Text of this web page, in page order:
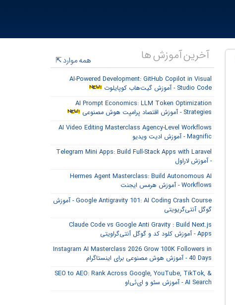
آخرین آموزش ها همه موارد
AI-Powered Development: GitHub Copilot in Visual
Studio Code - آموزش گیت‌هاب کوپایلوت
AI Prompt Economics: LLM Token Optimization
Strategies - آموزش اقتصاد پرامپت هوش مصنوعی
AI Video Editing Masterclass Agency-Level Workflows
Magnific - آموزش ادیت ویدیو
Telegram Mini Apps: Build Full-Stack Apps with Laravel
- آموزش لاراول
Hermes Agent Masterclass: Build Autonomous AI
Workflows - آموزش هرمس ایجنت
Google Antigravity 101: AI Coding Crash Course - آموزش
گوگل آنتی‌گریویتی
Claude Code vs Google Anti Gravity : Build Next.js
Apps - آموزش کلود کد و گوگل آنتی‌گراویتی
Instagram AI Masterclass 2026 Grow 100K Followers in
40 Days - آموزش هوش مصنوعی برای اینستاگرام
SEO to AEO: Rank Across Google, YouTube, TikTok, &
AI Search - آموزش سئو و ای‌ئی‌او